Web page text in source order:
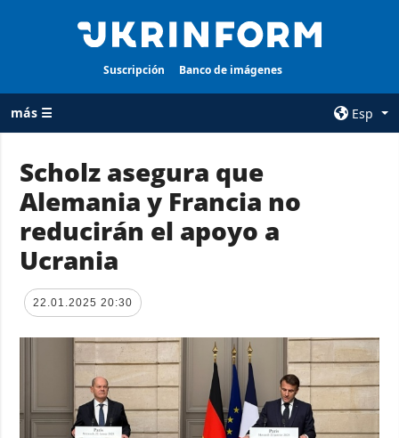
Suscripción Banco de imágenes
más ☰
Esp
TODAS LAS
CATEGORÍAS
Guerra
Reconstrucción
de Ucrania
Política
Economía
Defensa
Sociedad y
Cultura
AGENCIA
sobre la agencia
Política de
privacidad y
protección de
datos personales
Scholz asegura que
Alemania y Francia no
reducirán el apoyo a
Ucrania
22.01.2025 20:30